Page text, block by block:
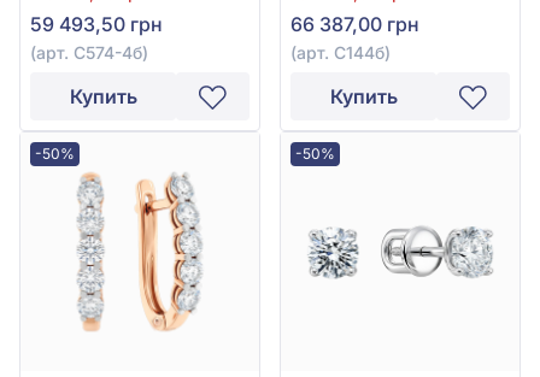
С574-4б
59 493,50 грн
(арт. С574-4б)
Купить
66 387,00 грн
(арт. С144б)
Купить
-50% -50%